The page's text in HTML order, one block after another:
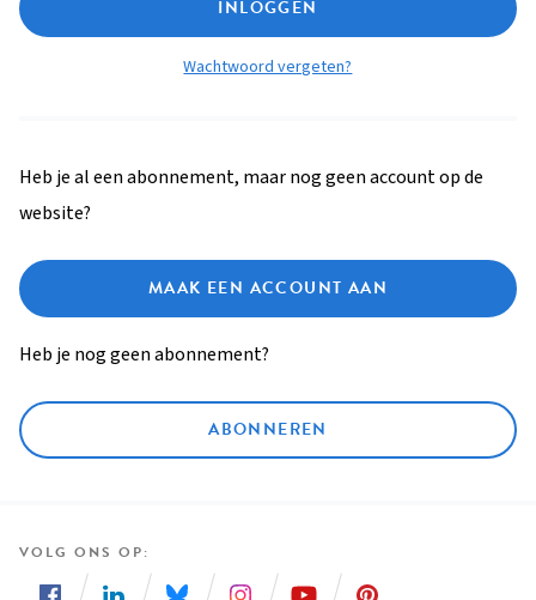
INLOGGEN
Wachtwoord vergeten?
Heb je al een abonnement, maar nog geen account op de
website?
MAAK EEN ACCOUNT AAN
Heb je nog geen abonnement?
ABONNEREN
VOLG ONS OP